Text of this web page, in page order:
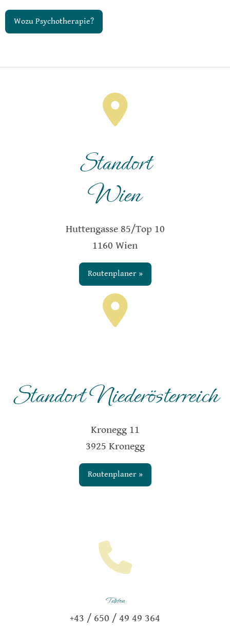
Wozu Psychotherapie?
Standort
Wien
Huttengasse 85/Top 10
1160 Wien
Routenplaner »
Standort Niederösterreich
Kronegg 11
3925 Kronegg
Routenplaner »
Telefon
+43 / 650 / 49 49 364